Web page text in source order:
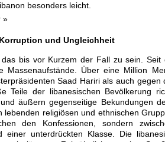
besonders leicht.
»
und Ungleichheit
bis vor Kurzem der Fall zu sein.
Massenaufstände. Über eine Million
Saad Hariri als auch
Teile der libanesischen Bevölkerung
äußern gegenseitige Bekundungen
lebenden religiösen und ethnischen
den Konfessionen, sondern
einer unterdrückten Klasse. Die